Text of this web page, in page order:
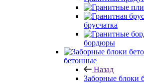
брусчатка
бордюры
бетонные
Назад
Заборные блоки